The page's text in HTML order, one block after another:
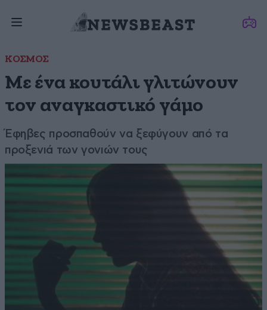
ΚΟΣΜΟΣ
Με ένα κουτάλι γλιτώνουν
τον αναγκαστικό γάμο
Έφηβες προσπαθούν να ξεφύγουν από τα
προξενιά των γονιών τους